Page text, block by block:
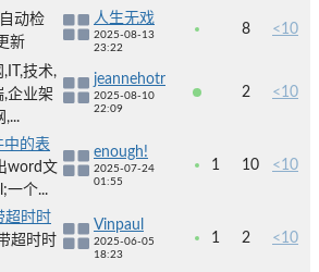
自动检
新
人生无戏
2025-08-13
23:22
8 <10
技术,
企业架
,...
jeannehotr
2025-08-10
22:09
2 <10
的表
word文
一个...
enough!
2025-07-24
01:55
1 10 <10
超时时
超时时
Vinpaul
2025-06-05
18:23
1 2 <10